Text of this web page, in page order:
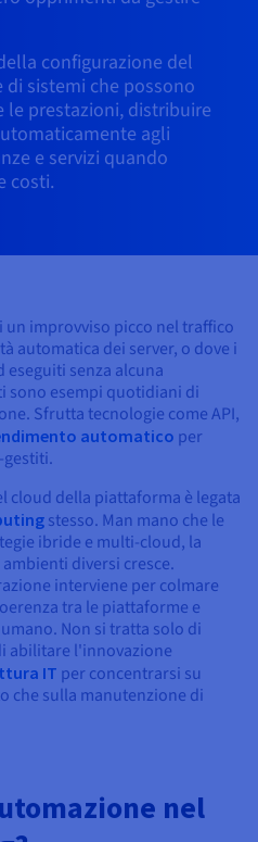
configurazione del
sistemi che possono
prestazioni, distribuire
agli
e servizi quando
costi.
improvviso picco nel traffico
automatica dei server, o dove i
senza alcuna
sono esempi quotidiani di
Sfrutta tecnologie come API,
automatico per
cloud della piattaforma è legata
stesso. Man mano che le
ibride e multi-cloud, la
diversi cresce.
interviene per colmare
tra le piattaforme e
Non si tratta solo di
abilitare l'innovazione
IT per concentrarsi su
che sulla manutenzione di
nel